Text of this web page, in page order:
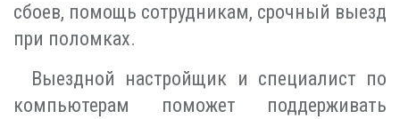
сбоев, помощь сотрудникам, срочный выезд
при поломках.
Выездной настройщик и специалист по
компьютерам поможет поддерживать